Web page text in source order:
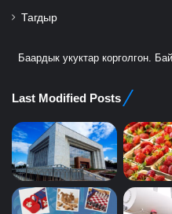
Тагдыр
Баардык укуктар корголгон.
Last Modified Posts